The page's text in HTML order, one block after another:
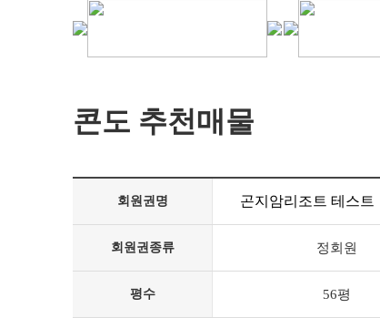
콘도 추천매물
회원권명 곤지암리조트 테스트
회원권종류 정회원
평수 56평